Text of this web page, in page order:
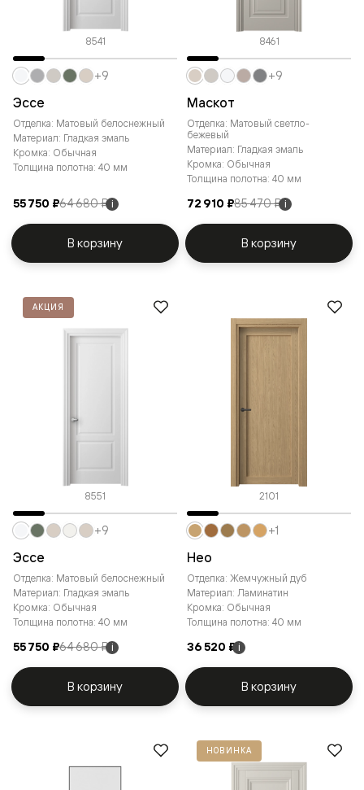
8541
Эссе
Отделка: Матовый белоснежный
Материал: Гладкая эмаль
Кромка: Обычная
Толщина полотна: 40 мм
55 750 ₽64 680 ₽ i
+9
В корзину
8461
Маскот
Отделка: Матовый светло-
бежевый
Материал: Гладкая эмаль
Кромка: Обычная
Толщина полотна: 40 мм
72 910 ₽85 470 ₽ i
+9
В корзину
АКЦИЯ
8551
Эссе
Отделка: Матовый белоснежный
Материал: Гладкая эмаль
Кромка: Обычная
Толщина полотна: 40 мм
55 750 ₽64 680 ₽ i
+9
В корзину
2101
Нео
Отделка: Жемчужный дуб
Материал: Ламинатин
Кромка: Обычная
Толщина полотна: 40 мм
36 520 ₽ i
+1
В корзину
НОВИНКА